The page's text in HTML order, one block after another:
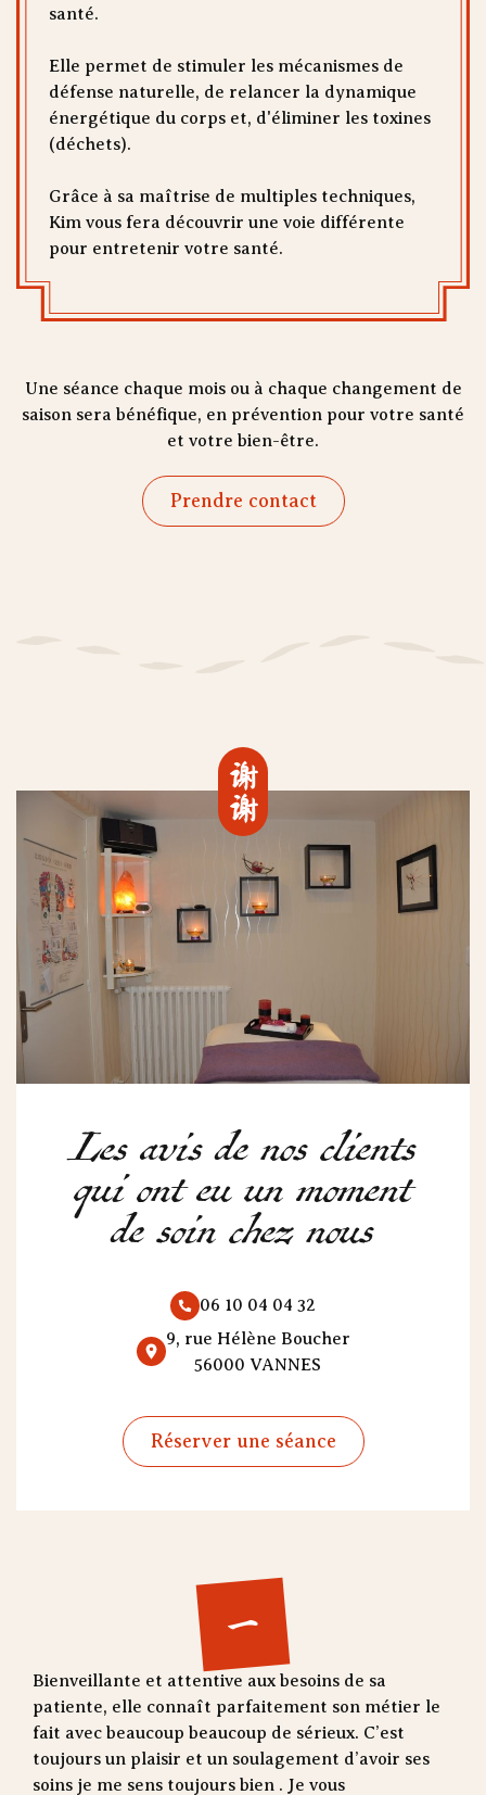
santé.
Elle permet de stimuler les mécanismes de
défense naturelle, de relancer la dynamique
énergétique du corps et, d'éliminer les toxines
(déchets).
Grâce à sa maîtrise de multiples techniques,
Kim vous fera découvrir une voie différente
pour entretenir votre santé.
Une séance chaque mois ou à chaque changement de
saison sera bénéfique, en prévention pour votre santé
et votre bien-être.
Prendre contact
谢谢
Les avis de nos clients
qui ont eu un moment
de soin chez nous
06 10 04 04 32
9, rue Hélène Boucher
56000 VANNES
Réserver une séance
一
Bienveillante et attentive aux besoins de sa
patiente, elle connaît parfaitement son métier le
fait avec beaucoup beaucoup de sérieux. C’est
toujours un plaisir et un soulagement d’avoir ses
soins je me sens toujours bien . Je vous